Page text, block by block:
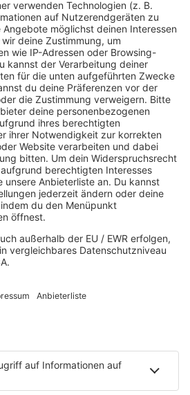
Folge 172
- The Riddle
INFO
Folge 171
INFO
Folge 170
Me Up Before You Go-Go
INFO
Ltd. – This Is Not A Love
INFO
Folge 167
- Geil